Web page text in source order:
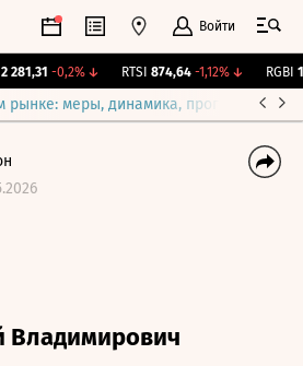
Войти
-0,2%↓ RTSI 874,64 -1,12%↓ RGBI
рынке: меры, динамика, прогнозы
Владимирович